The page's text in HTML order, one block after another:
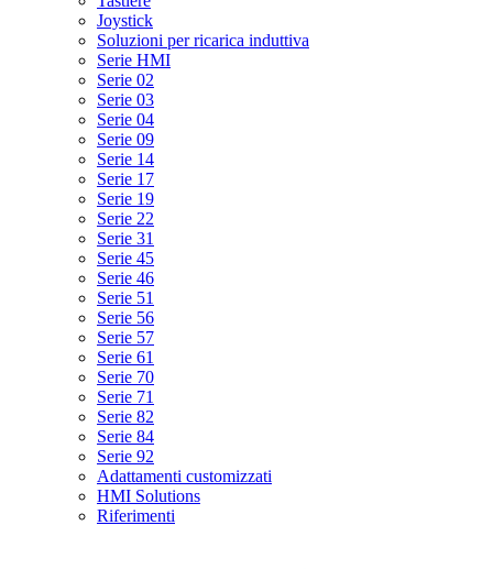
Joystick
Soluzioni per ricarica induttiva
Serie HMI
Serie 02
Serie 03
Serie 04
Serie 09
Serie 14
Serie 17
Serie 19
Serie 22
Serie 31
Serie 45
Serie 46
Serie 51
Serie 56
Serie 57
Serie 61
Serie 70
Serie 71
Serie 82
Serie 84
Serie 92
Adattamenti customizzati
HMI Solutions
Riferimenti